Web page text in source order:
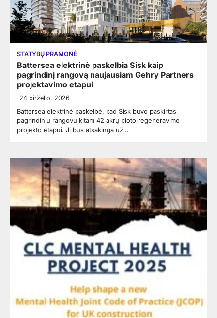
STATYBŲ PRAMONĖ
Battersea elektrinė paskelbia Sisk kaip
pagrindinį rangovą naujausiam Gehry Partners
projektavimo etapui
24 birželio, 2026
Battersea elektrinė paskelbė, kad Sisk buvo paskirtas
pagrindiniu rangovu kitam 42 akrų ploto regeneravimo
projekto etapui. Ji bus atsakinga už…